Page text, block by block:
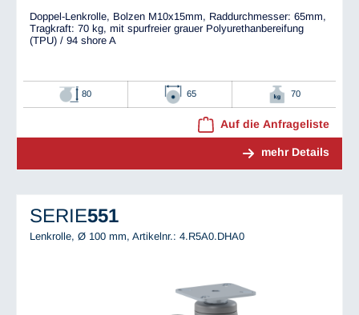
Doppel-Lenkrolle, Bolzen M10x15mm, Raddurchmesser: 65mm,
Tragkraft: 70 kg, mit spurfreier grauer Polyurethanbereifung
(TPU) / 94 shore A
80 65 70
Auf die Anfrageliste
mehr Details
SERIE551
Lenkrolle, Ø 100 mm, Artikelnr.: 4.R5A0.DHA0